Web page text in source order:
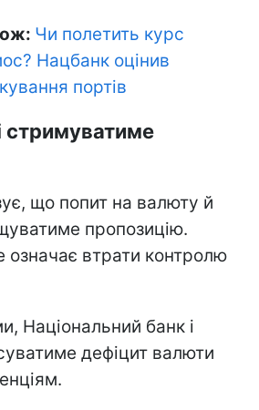
Чи полетить курс
Нацбанк оцінив
портів
стримуватиме
що попит на валюту й
пропозицію.
означає втрати контролю
Національний банк і
дефіцит валюти